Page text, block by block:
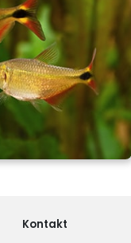
Kontakt